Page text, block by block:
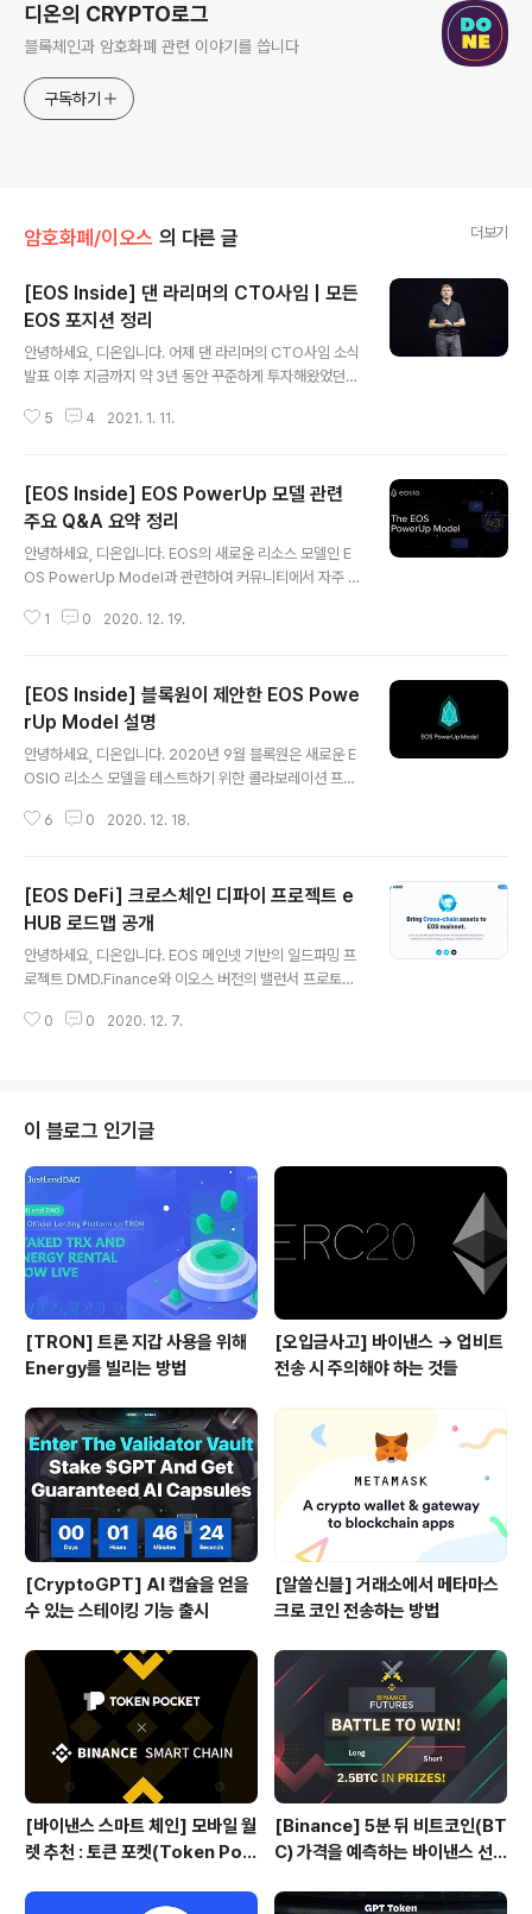
디온의 CRYPTO로그
블록체인과 암호화폐 관련 이야기를 씁니다
구독하기
암호화폐/이오스 의 다른 글 더보기
[EOS Inside] 댄 라리머의 CTO사임 | 모든
EOS 포지션 정리
안녕하세요, 디온입니다. 어제 댄 라리머의 CTO사임 소식
발표 이후 지금까지 약 3년 동안 꾸준하게 투자해왔었던
투표 방법부터 시작해서 지난 3년 동안 다양한 디앱, 툴 소
텐츠를 만들고 입문자분들을 열심히 도와드리곤 했었는데,
오늘부로 EOS와 관련된 모든 활동도 정리하고자 합니다.
댄 라리머의 블록원 CTO사임 소식으로 인한 EOS의 가격
향방(?)에 대해서는 홀더들 각자의 기준에 따라 의견이 분
분한 것으로 보이지만, 개인적으로는 그동안 제가 EOS에
투자했던 돈과 시간, 개인적인 노력들이 모두 실패였음을
5 4 2021. 1. 11.
[EOS Inside] EOS PowerUp 모델 관련
주요 Q&A 요약 정리
안녕하세요, 디온입니다. EOS의 새로운 리소스 모델인 E
OS PowerUp Model과 관련하여 커뮤니티에서 자주 묻
다. Q1. EOS PowerUp 모델이 뭔가요? 간단하게는 EO
이더리움처럼 무조건 소량의 EOS를 지불하는 방식으로
변경되는 새로운 리소스 모델입니다. 지금까지는 EOS를
스테이킹한 비율만큼 CPU와 NET이라는 블록체인 리소
스를 점유하고 사용할 수 있었으나, 이제는 모든 사용자가
움이 트랜잭션 건당 수수료를 지불하는 방식이라면, 이오
1 0 2020. 12. 19.
[EOS Inside] 블록원이 제안한 EOS Powe
rUp Model 설명
안녕하세요, 디온입니다. 2020년 9월 블록원은 새로운 E
OSIO 리소스 모델을 테스트하기 위한 콜라보레이션 프로
인, 즉 EOS 메인넷에서 리소스 관리를 향상시키는 것을 목
후 EOS PowerUp Model이라는 이름으로 부르는 이 새
로운 리소스 모델에 대해 커뮤니티로부터 매우 긍정적인
피드백들이 이어졌습니다. 블록원이 제안한 새로운 리소스
모델을 적용하면 사용자들은 수수료를 지불하고 24시간
습니다. 또한 EOS 토큰 보유자는 사용하지 않는 EOS토큰
6 0 2020. 12. 18.
[EOS DeFi] 크로스체인 디파이 프로젝트 e
HUB 로드맵 공개
안녕하세요, 디온입니다. EOS 메인넷 기반의 일드파밍 프
로젝트 DMD.Finance와 이오스 버전의 밸런서 프로토콜
Vault 등을 개발한 EFi팀에서 다른 퍼블릭 체인들의 네이
블록체인 위에 비트코인을 가져오는 랩트비트코인(Wrap
ped Bitcoin/WBTC)가 있고, 바이낸스 스마트 체인 위
에 비트코인을 가져온 BTCB가 있는 것처럼 최근 들어서
디파이 생태계의 가장 큰 트렌드는 다른 퍼블릭 체인의 네
이티브 애셋을 연결하는 것입니다. 크로스 체인 또는..
0 0 2020. 12. 7.
이 블로그 인기글
[TRON] 트론 지갑 사용을 위해
Energy를 빌리는 방법
[오입금사고] 바이낸스 → 업비트
전송 시 주의해야 하는 것들
[CryptoGPT] AI 캡슐을 얻을
수 있는 스테이킹 기능 출시
[알쓸신블] 거래소에서 메타마스
크로 코인 전송하는 방법
[바이낸스 스마트 체인] 모바일 월
렛 추천 : 토큰 포켓(Token Poc
[Binance] 5분 뒤 비트코인(BT
C) 가격을 예측하는 바이낸스 선